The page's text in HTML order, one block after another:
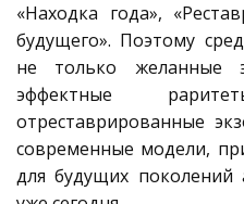
«Находка года»,
будущего». Поэтому
не только желанные
эффектные
отреставрированные
современные модели,
для будущих поколений